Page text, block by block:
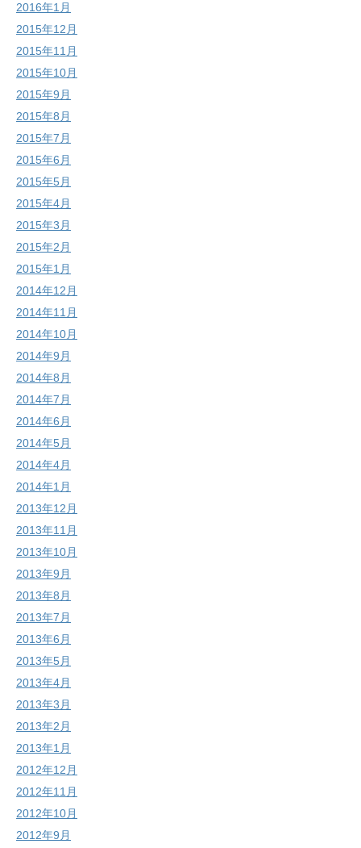
2016年1月
2015年12月
2015年11月
2015年10月
2015年9月
2015年8月
2015年7月
2015年6月
2015年5月
2015年4月
2015年3月
2015年2月
2015年1月
2014年12月
2014年11月
2014年10月
2014年9月
2014年8月
2014年7月
2014年6月
2014年5月
2014年4月
2014年1月
2013年12月
2013年11月
2013年10月
2013年9月
2013年8月
2013年7月
2013年6月
2013年5月
2013年4月
2013年3月
2013年2月
2013年1月
2012年12月
2012年11月
2012年10月
2012年9月